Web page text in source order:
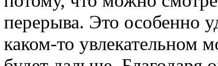
перерыва. Это особенно
каком-то увлекательном